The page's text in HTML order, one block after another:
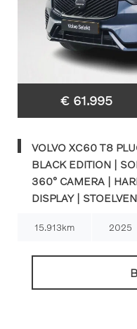
€ 61.995
VOLVO XC60 T8
BLACK EDITION |
360° CAMERA |
DISPLAY |
15.913km 2025